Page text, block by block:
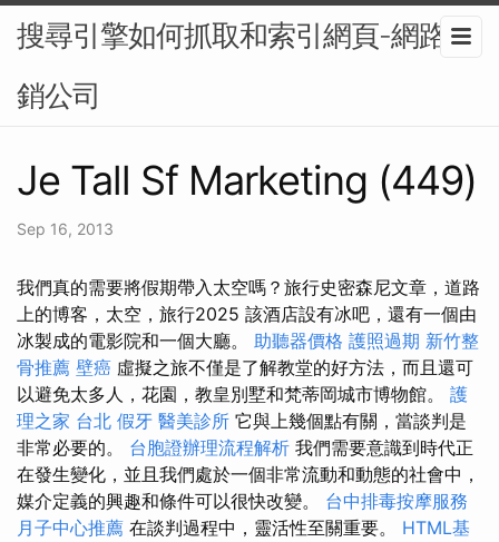
搜尋引擎如何抓取和索引網頁-網路行
銷公司
Je Tall Sf Marketing (449)
Sep 16, 2013
我們真的需要將假期帶入太空嗎？旅行史密森尼文章，道路
上的博客，太空，旅行2025 該酒店設有冰吧，還有一個由
冰製成的電影院和一個大廳。 助聽器價格 護照過期 新竹整
骨推薦 壁癌 虛擬之旅不僅是了解教堂的好方法，而且還可
以避免太多人，花園，教皇別墅和梵蒂岡城市博物館。 護
理之家 台北 假牙 醫美診所 它與上幾個點有關，當談判是
非常必要的。 台胞證辦理流程解析 我們需要意識到時代正
在發生變化，並且我們處於一個非常流動和動態的社會中，
媒介定義的興趣和條件可以很快改變。 台中排毒按摩服務
月子中心推薦 在談判過程中，靈活性至關重要。 HTML基